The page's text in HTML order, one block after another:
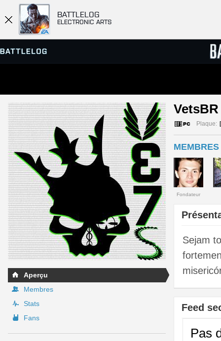
BATTLELOG
ELECTRONIC ARTS
SERVEURS
PARTIES
Aperçu
Membres
Stats
Fans
Plaque:
MEMBRES
Fondateur
Sejam
Feed
Pas